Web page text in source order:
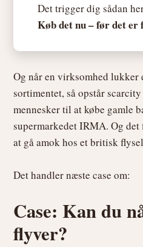
Det trigger dig sådan
Køb det nu – før det er
Og når en virksomhed
sortimentet, så opstår
mennesker til at købe gamle
supermarkedet IRMA. Og
at gå amok hos et britisk
Det handler næste case om:
Case: Kan du
flyver?